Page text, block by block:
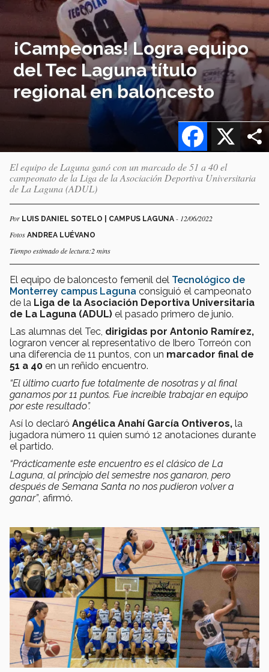
¡Campeonas! Logra equipo
del Tec Laguna título
regional en baloncesto
X
Facebook
El equipo de Laguna ganó con un marcado de 51 a 40 el
campeonato de la Liga de la Asociación Deportiva Universitaria
de La Laguna (ADUL)
Por LUIS DANIEL SOTELO | CAMPUS LAGUNA - 12/06/2022
Fotos ANDREA LUÉVANO
Tiempo estimado de lectura:2 mins
El equipo de baloncesto femenil del Tecnológico de
Monterrey campus Laguna consiguió el campeonato
de la Liga de la Asociación Deportiva Universitaria
de La Laguna (ADUL) el pasado primero de junio.
Las alumnas del Tec, dirigidas por Antonio Ramírez,
lograron vencer al representativo de Ibero Torreón con
una diferencia de 11 puntos, con un marcador final de
51 a 40 en un reñido encuentro.
“El último cuarto fue totalmente de nosotras y al final
ganamos por 11 puntos. Fue increíble trabajar en equipo
por este resultado”.
Así lo declaró Angélica Anahí García Ontiveros, la
jugadora número 11 quien sumó 12 anotaciones durante
el partido.
“Prácticamente este encuentro es el clásico de La
Laguna, al principio del semestre nos ganaron, pero
después de Semana Santa no nos pudieron volver a
ganar”, afirmó.